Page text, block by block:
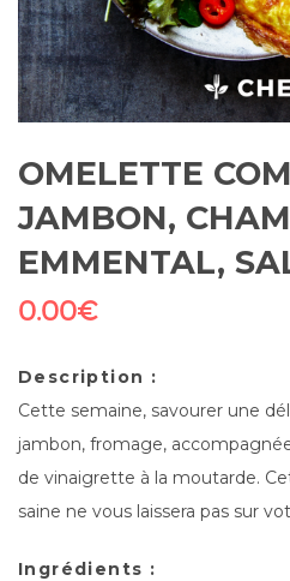
OMELETTE
JAMBON,
EMMENTAL,
0.00€
Description :
Cette semaine, savourer une
jambon, fromage,
de vinaigrette à la moutarde.
saine ne vous laissera pas sur
Ingrédients :